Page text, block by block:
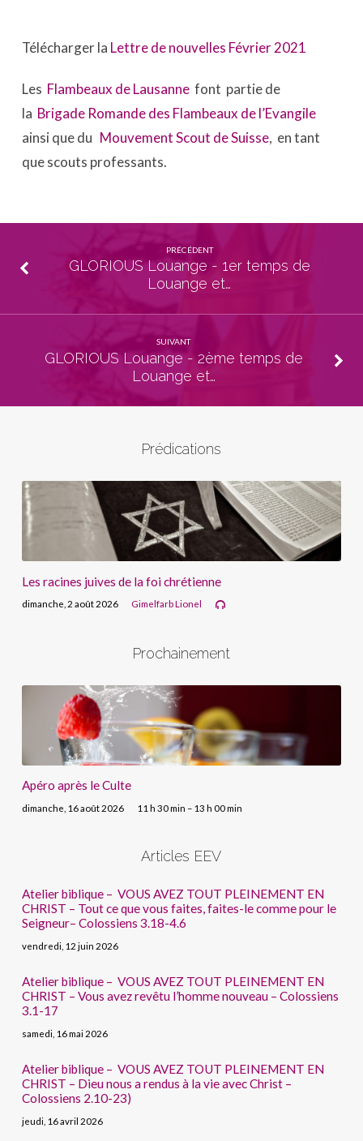
Télécharger la Lettre de nouvelles Février 2021
Les Flambeaux de Lausannefont partie de
la Brigade Romande des Flambeaux de l’Evangile
ainsi que du Mouvement Scout de Suisse, en tant
que scouts professants.
PRÉCÉDENT
GLORIOUS Louange - 1er temps de
Louange et…
SUIVANT
GLORIOUS Louange - 2ème temps de
Louange et…
Prédications
Les racines juives de la foi chrétienne
dimanche, 2 août 2026 Gimelfarb Lionel
Prochainement
Apéro après le Culte
dimanche, 16 août 2026 11 h 30 min – 13 h 00 min
Articles EEV
Atelier biblique – VOUS AVEZ TOUT PLEINEMENT EN
CHRIST – Tout ce que vous faites, faites-le comme pour le
Seigneur– Colossiens 3.18-4.6
vendredi, 12 juin 2026
Atelier biblique – VOUS AVEZ TOUT PLEINEMENT EN
CHRIST – Vous avez revêtu l’homme nouveau – Colossiens
3.1-17
samedi, 16 mai 2026
Atelier biblique – VOUS AVEZ TOUT PLEINEMENT EN
CHRIST – Dieu nous a rendus à la vie avec Christ –
Colossiens 2.10-23)
jeudi, 16 avril 2026